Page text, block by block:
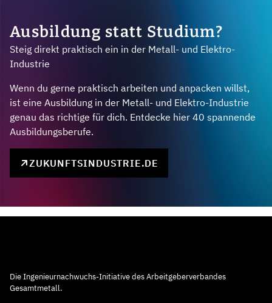
Ausbildung statt Studium?
Steig direkt praktisch ein in der Metall- und Elektro-
Industrie
Wenn du gerne praktisch arbeiten und anpacken willst,
ist eine Ausbildung in der Metall- und Elektro-Industrie
genau das richtige für dich. Entdecke hier 40 spannende
Ausbildungsberufe.
ZUKUNFTSINDUSTRIE.DE
Die Ingenieurnachwuchs-Initiative des Arbeitgeberverbandes
Gesamtmetall.